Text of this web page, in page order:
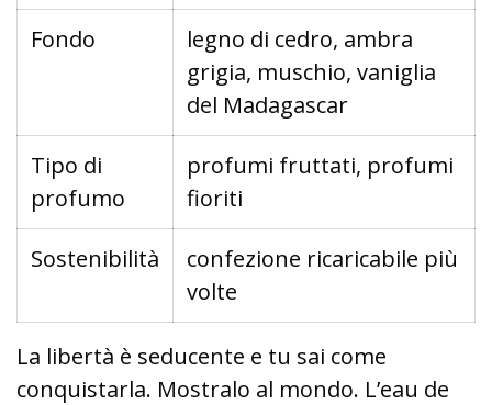
Fondo
legno di cedro, ambra
grigia, muschio, vaniglia
del Madagascar
Tipo di
profumo
profumi fruttati, profumi
fioriti
Sostenibilità
confezione ricaricabile più
volte
La libertà è seducente e tu sai come
conquistarla. Mostralo al mondo. L’eau de